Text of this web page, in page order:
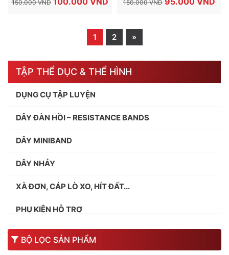
TẬP THỂ DỤC & THỂ HÌNH
DỤNG CỤ TẬP LUYỆN
DÂY ĐÀN HỒI – RESISTANCE BANDS
DÂY MINIBAND
DÂY NHẢY
XÀ ĐƠN, CÁP LÒ XO, HÍT ĐẤT...
PHỤ KIỆN HỖ TRỢ
BỤC NHẢY
BỘ LỌC SẢN PHẨM
150.000VND
150.000 VND.
LÀ:
150.000VND
1 2 »